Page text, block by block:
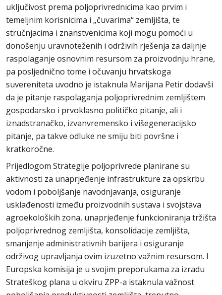
uključivost prema poljoprivrednicima kao prvim i
temeljnim korisnicima i „čuvarima“ zemljišta, te
stručnjacima i znanstvenicima koji mogu pomoći u
donošenju uravnoteženih i održivih rješenja za daljnje
raspolaganje osnovnim resursom za proizvodnju hrane,
pa posljednično tome i očuvanju hrvatskoga
suvereniteta uvodno je istaknula Marijana Petir dodavši
da je pitanje raspolaganja poljoprivrednim zemljištem
gospodarsko i prvoklasno političko pitanje, ali i
iznadstranačko, izvanvremensko i višegeneracijsko
pitanje, pa takve odluke ne smiju biti površne i
kratkoročne.
Prijedlogom Strategije poljoprivrede planirane su
aktivnosti za unaprjeđenje infrastrukture za opskrbu
vodom i poboljšanje navodnjavanja, osiguranje
usklađenosti između proizvodnih sustava i svojstava
agroekoloških zona, unaprjeđenje funkcioniranja tržišta
poljoprivrednog zemljišta, konsolidacije zemljišta,
smanjenje administrativnih barijera i osiguranje
održivog upravljanja ovim izuzetno važnim resursom. I
Europska komisija je u svojim preporukama za izradu
Strateškog plana u okviru ZPP-a istaknula važnost